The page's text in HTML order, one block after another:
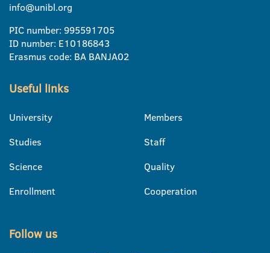
info@unibl.org
PIC number: 995591705
ID number: E10186843
Erasmus code: BA BANJA02
Useful links
University
Studies
Science
Enrollment
Members
Staff
Quality
Cooperation
Follow us